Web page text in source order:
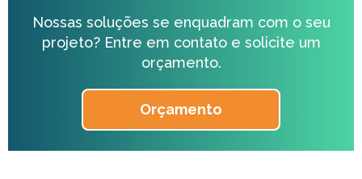
Nossas soluções se enquadram com o seu
projeto?Entre em contato e solicite um
orçamento.
Orçamento